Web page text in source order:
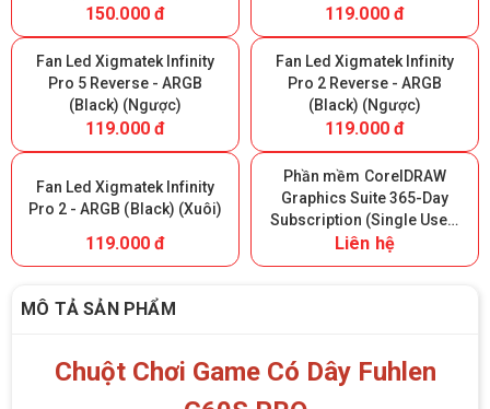
150.000 đ 119.000 đ
Fan Led Xigmatek Infinity
Pro 5 Reverse - ARGB
(Black) (Ngược)
119.000 đ
Fan Led Xigmatek Infinity
Pro 2 Reverse - ARGB
(Black) (Ngược)
119.000 đ
Fan Led Xigmatek Infinity
Pro 2 - ARGB (Black) (Xuôi)
119.000 đ
Phần mềm CorelDRAW
Graphics Suite 365-Day
Subscription (Single User)
- 365 ngày
Liên hệ
MÔ TẢ SẢN PHẨM
Chuột Chơi Game Có Dây Fuhlen